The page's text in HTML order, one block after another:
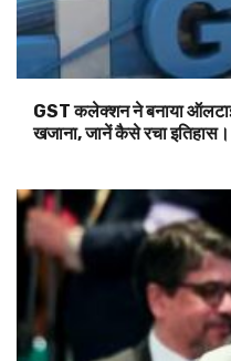
GST कलेक्शन ने बनाया
खजाना, जानें कैसे रचा इतिहास।